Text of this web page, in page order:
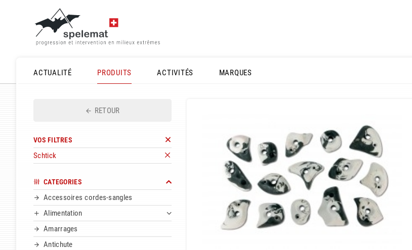
ACTUALITÉ
PRODUITS ACTIVITÉS MARQUES
RETOUR
VOS FILTRES
Schtick
CATEGORIES
Accessoires cordes-sangles
Alimentation
Amarrages
Antichute